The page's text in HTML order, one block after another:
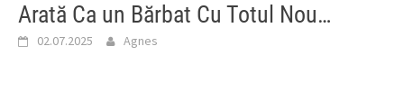
Arată Ca un Bărbat Cu Totul Nou…
02.07.2025 Agnes